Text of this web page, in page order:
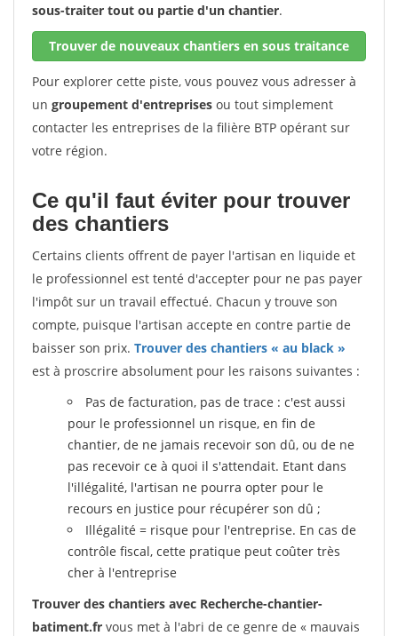
sous-traiter tout ou partie d'un chantier.
Trouver de nouveaux chantiers en sous traitance
Pour explorer cette piste, vous pouvez vous adresser à
un groupement d'entreprises ou tout simplement
contacter les entreprises de la filière BTP opérant sur
votre région.
Ce qu'il faut éviter pour trouver
des chantiers
Certains clients offrent de payer l'artisan en liquide et
le professionnel est tenté d'accepter pour ne pas payer
l'impôt sur un travail effectué. Chacun y trouve son
compte, puisque l'artisan accepte en contre partie de
baisser son prix. Trouver des chantiers « au black »
est à proscrire absolument pour les raisons suivantes :
Pas de facturation, pas de trace : c'est aussi
pour le professionnel un risque, en fin de
chantier, de ne jamais recevoir son dû, ou de ne
pas recevoir ce à quoi il s'attendait. Etant dans
l'illégalité, l'artisan ne pourra opter pour le
recours en justice pour récupérer son dû ;
Illégalité = risque pour l'entreprise. En cas de
contrôle fiscal, cette pratique peut coûter très
cher à l'entreprise
Trouver des chantiers avec Recherche-chantier-
batiment.fr vous met à l'abri de ce genre de « mauvais